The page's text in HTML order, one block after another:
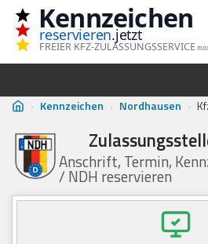
Zum
Inhalt
Kennzeichen
reservieren.jetzt
FREIER KFZ-ZULASSUNGSSERVICE
› Kennzeichen › Nordhausen ›
Anschrift, Termin,
/ NDH reservieren